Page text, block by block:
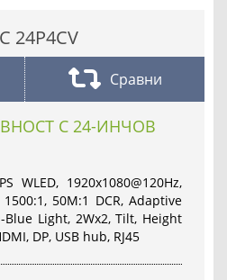
24P4CV
Сравни
С 24-ИНЧОВ
WLED, 1920x1080@120Hz,
50M:1 DCR, Adaptive
Blue Light, 2Wx2, Tilt, Height
DP, USB hub, RJ45